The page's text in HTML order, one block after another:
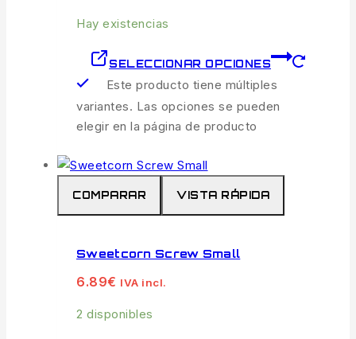
Hay existencias
SELECCIONAR OPCIONES
Este producto tiene múltiples
variantes. Las opciones se pueden
elegir en la página de producto
COMPARAR VISTA RÁPIDA
Sweetcorn Screw Small
6.89€ IVA incl.
2 disponibles